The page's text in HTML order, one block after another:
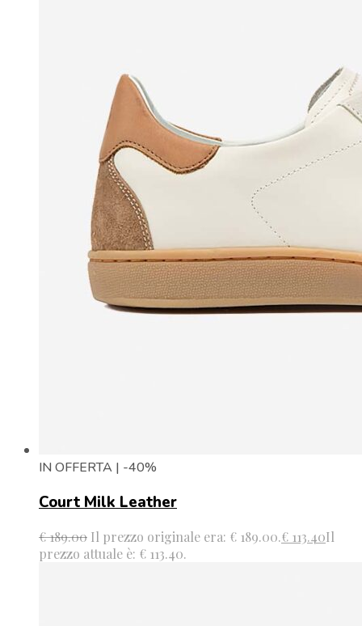
IN OFFERTA | -40%
Court Milk Leather
€189.00 Il prezzo originale era: € 189.00.€ 113.40Il
prezzo attuale è: € 113.40.